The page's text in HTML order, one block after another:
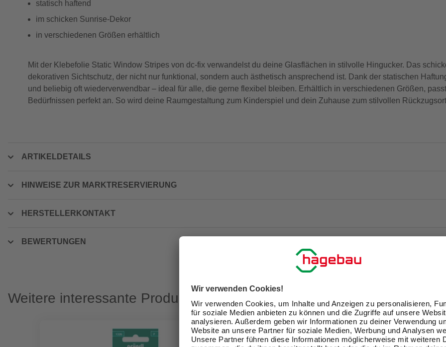
statisch haftend
im schicken Sunrise-Dekor
in verschiedenen Größen erhältlich
Mit der Klebefolie Static Window Stripes von dc-fix verwandelst du deine Glasflächen in stilvolle Hingucker. Das
dekorativen Sichtschutz, der nicht nur funktional, sondern auch ästhetisch ansprechend ist. Dank der statischen
und beliebig oft wiederverwendbar – ideal für alle, die gerne flexibel bleiben. Erhältlich in verschiedenen Größen,
Bedürfnissen perfekt an. So wird deine Raumgestaltung zum Kinderspiel und dein Zuhause zum stilvollen
ARTIKELDETAILS
HINWEISE ZUR MARKTRESERVIERUNG
HERSTELLERKONTAKT
BEWERTUNGEN
Weitere interessante Produkte